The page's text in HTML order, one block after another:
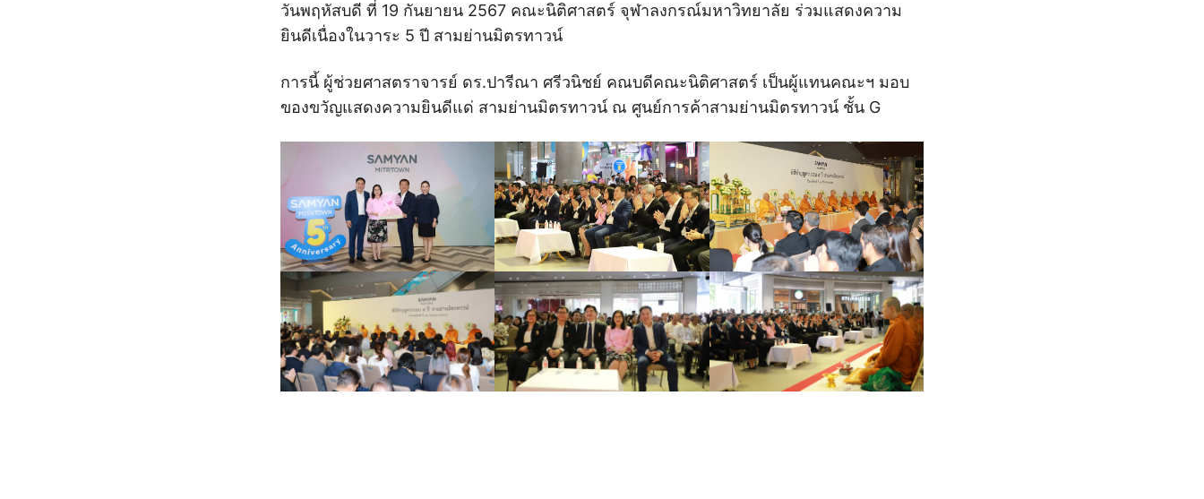
วันพฤหัสบดี ที่ 19 กันยายน 2567 คณะนิติศาสตร์ จุฬาลงกรณ์มหาวิทยาลัย ร่วมแสดงความ
ยินดีเนื่องในวาระ 5 ปี สามย่านมิตรทาวน์
การนี้ ผู้ช่วยศาสตราจารย์ ดร.ปารีณา ศรีวนิชย์ คณบดีคณะนิติศาสตร์ เป็นผู้แทนคณะฯ มอบ
ของขวัญแสดงความยินดีแด่ สามย่านมิตรทาวน์ ณ ศูนย์การค้าสามย่านมิตรทาวน์ ชั้น G